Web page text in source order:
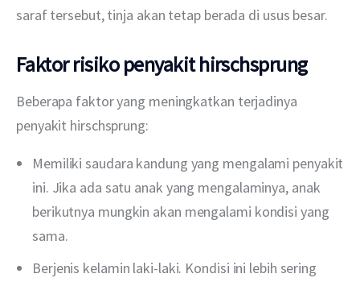
saraf tersebut, tinja akan tetap berada di usus besar.
Faktor risiko penyakit hirschsprung
Beberapa faktor yang meningkatkan terjadinya
penyakit hirschsprung:
Memiliki saudara kandung yang mengalami penyakit
ini. Jika ada satu anak yang mengalaminya, anak
berikutnya mungkin akan mengalami kondisi yang
sama.
Berjenis kelamin laki-laki. Kondisi ini lebih sering